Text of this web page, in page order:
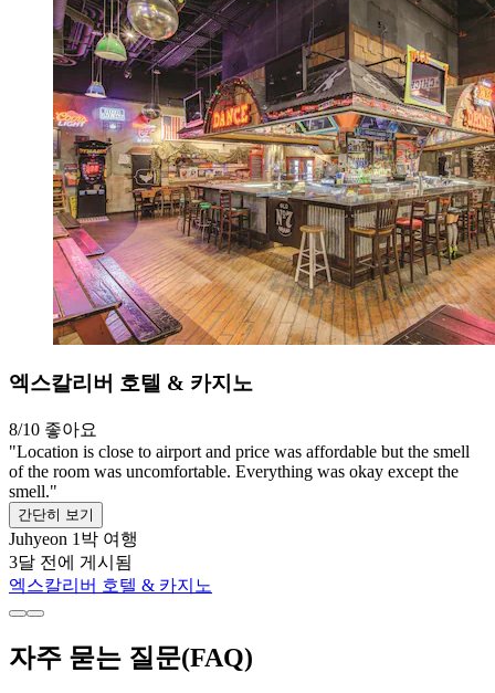
엑스칼리버 호텔 & 카지노
8/10 좋아요
"Location is close to airport and price was affordable but the smell
of the room was uncomfortable. Everything was okay except the
smell."
간단히 보기
Juhyeon 1박 여행
3달 전에 게시됨
엑스칼리버 호텔 & 카지노
자주 묻는 질문(FAQ)